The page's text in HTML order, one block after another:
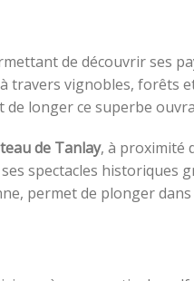
de découvrir ses
travers vignobles, forêts
de longer ce superbe
de Tanlay, à proximité
spectacles historiques
permet de plonger